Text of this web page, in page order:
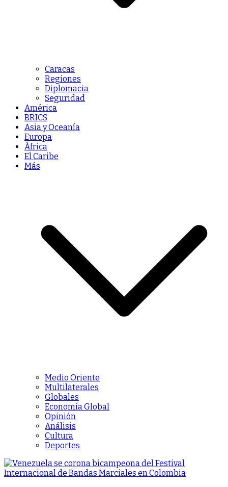
Caracas
Regiones
Diplomacia
Seguridad
América
BRICS
Asia y Oceanía
Europa
África
El Caribe
Más
Medio Oriente
Multilaterales
Globales
Economía Global
Opinión
Análisis
Cultura
Deportes